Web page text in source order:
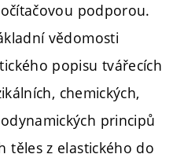
podporou.
vědomosti
popisu tvářecích
chemických,
principů
těles z elastického do